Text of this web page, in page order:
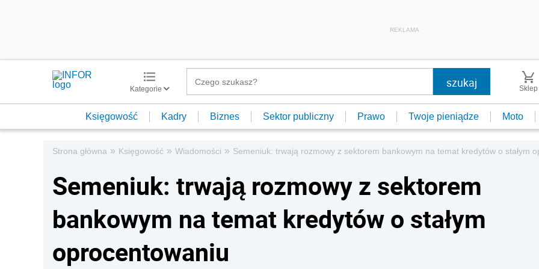
REKLAMA
Kategorie Sklep
Księgowość Kadry Biznes Sektor publiczny Prawo Twoje pieniądze Moto
Strona główna » Księgowość » Wiadomości » Semeniuk: trwają rozmowy z sektorem bankowym na temat kredytów o stałym
Semeniuk: trwają rozmowy z sektorem
bankowym na temat kredytów o stałym
oprocentowaniu